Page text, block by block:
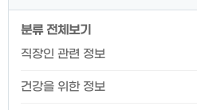
입니다. 그리
분류 전체보기
직장인 관련 정보
건강을 위한 정보